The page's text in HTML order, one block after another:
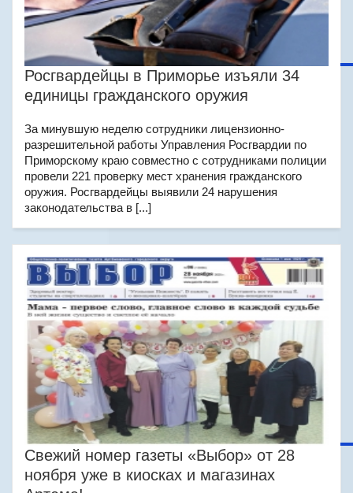
Росгвардейцы в Приморье изъяли 34
единицы гражданского оружия
За минувшую неделю сотрудники лицензионно-
разрешительной работы Управления Росгвардии по
Приморскому краю совместно с сотрудниками полиции
провели 221 проверку мест хранения гражданского
оружия. Росгвардейцы выявили 24 нарушения
законодательства в [...]
Свежий номер газеты «Выбор» от 28
ноября уже в киосках и магазинах